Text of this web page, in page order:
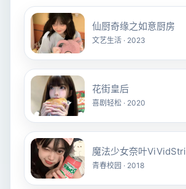
仙厨奇缘之如意厨房
文艺生活 · 2023
花街皇后
喜剧轻松 · 2020
魔法少女奈叶
青春校园 · 2018